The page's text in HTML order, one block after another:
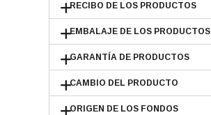
RECIBO DE LOS PRODUCTOS
EMBALAJE DE LOS PRODUCTOS
GARANTÍA DE PRODUCTOS
CAMBIO DEL PRODUCTO
ORIGEN DE LOS FONDOS